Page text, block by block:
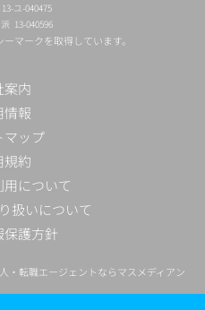
ユ-040475
13-040596
マークを取得しています。
案内
情報
マップ
規約
について
扱いについて
護方針
・転職エージェントならマスメディアン